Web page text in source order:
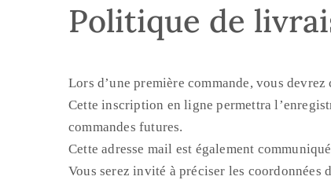
Politique de
Lors d’une première commande, vous
Cette inscription en ligne permettra
commandes futures.
Cette adresse mail est également
Vous serez invité à préciser les coordonnées